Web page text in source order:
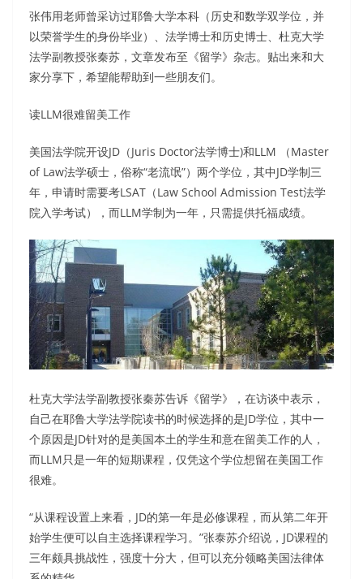
张伟用老师曾采访过耶鲁大学本科（历史和数学双学位，并
以荣誉学生的身份毕业）、法学博士和历史博士、杜克大学
法学副教授张秦苏，文章发布至《留学》杂志。贴出来和大
家分享下，希望能帮助到一些朋友们。
读LLM很难留美工作
美国法学院开设JD（Juris Doctor法学博士)和LLM （Master
of Law法学硕士，俗称“老流氓”）两个学位，其中JD学制三
年，申请时需要考LSAT（Law School Admission Test法学
院入学考试），而LLM学制为一年，只需提供托福成绩。
杜克大学法学副教授张秦苏告诉《留学》，在访谈中表示，
自己在耶鲁大学法学院读书的时候选择的是JD学位，其中一
个原因是JD针对的是美国本土的学生和意在留美工作的人，
而LLM只是一年的短期课程，仅凭这个学位想留在美国工作
很难。
“从课程设置上来看，JD的第一年是必修课程，而从第二年开
始学生便可以自主选择课程学习。”张泰苏介绍说，JD课程的
三年颇具挑战性，强度十分大，但可以充分领略美国法律体